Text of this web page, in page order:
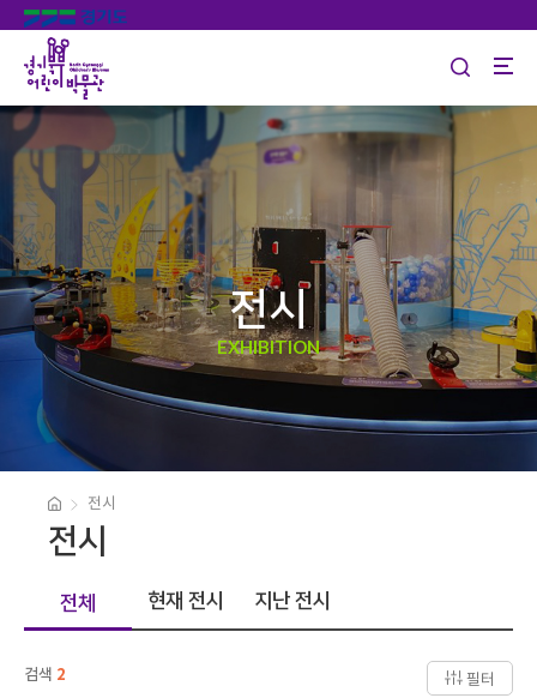
전시
EXHIBITION
전시
전시
전체 현재 전시 지난 전시
검색 2 필터